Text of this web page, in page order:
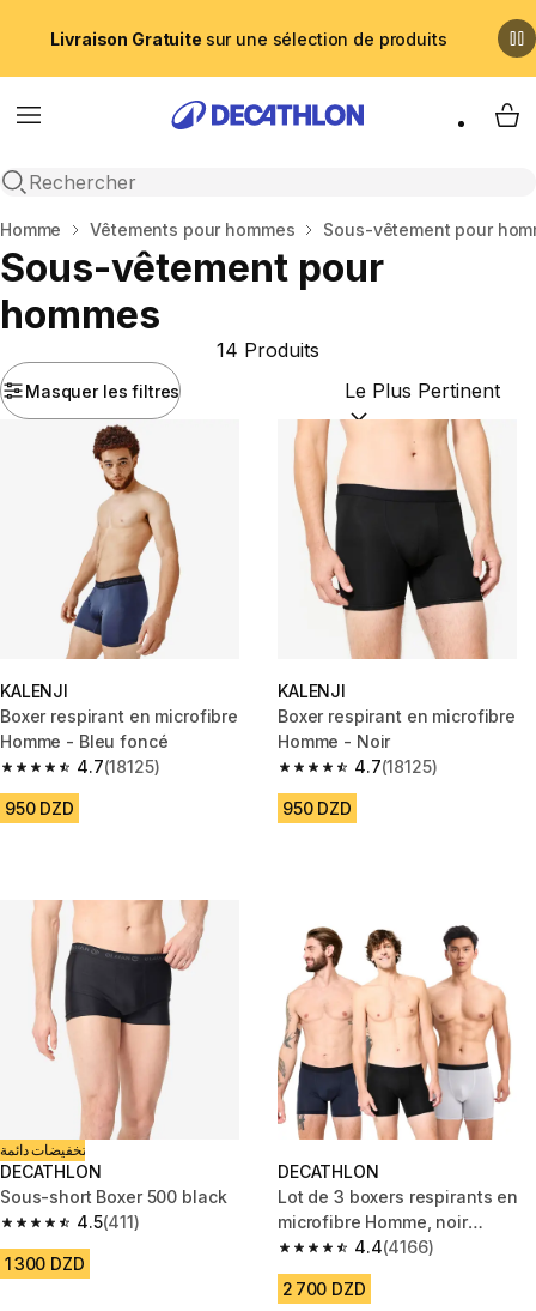
Livraison Gratuite sur une sélection de produits
Menu
Recherche ouverte
My
Accueil
Homme Vêtements pour hommes Sous-vêtement pour
Sous-vêtement pour
hommes
Masquer les filtres
14 Produits
Trier par :(optional)
KALENJI
Boxer respirant en microfibre
Homme - Bleu foncé
4.7
4.7 out of 5 stars from 18125 reviews
(18125)
950 DZD
KALENJI
Boxer respirant en microfibre
Homme - Noir
4.7
4.7 out of 5 stars from 18125
(18125)
950 DZD
تخفيضات دائمة
DECATHLON
Sous-short Boxer 500 black
4.5
4.5 out of 5 stars from 411 reviews
(411)
1 300 DZD
DECATHLON
Lot de 3 boxers respirants en
microfibre Homme, noir
fumé/bleu noir/gris argent
4.4
4.4 out of 5 stars from 4166
(4166)
2 700 DZD